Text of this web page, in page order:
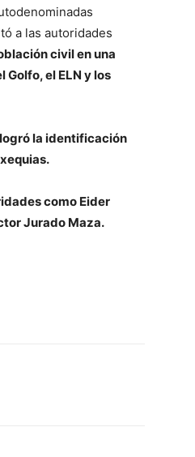
a las autoridades
civil en una
el ELN y los
la identificación
como Eider
Jurado Maza.